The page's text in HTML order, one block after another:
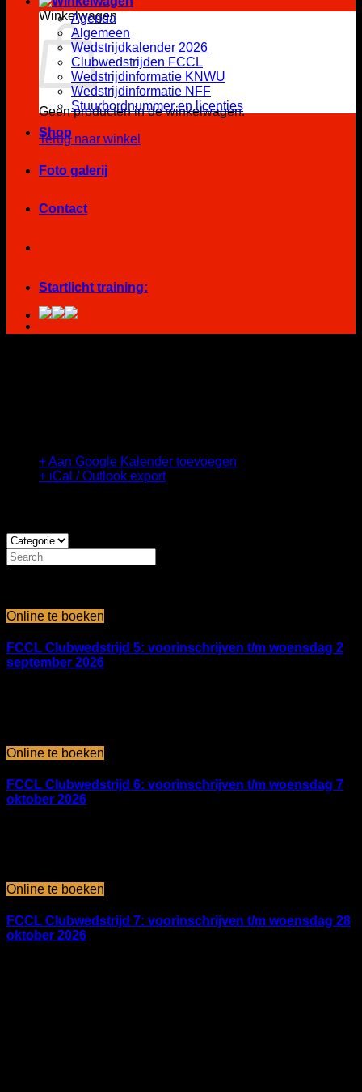
Winkelwagen
Geen producten in de winkelwagen.
Terug naar winkel
Agenda
Algemeen
Wedstrijdkalender 2026
Clubwedstrijden FCCL
Wedstrijdinformatie KNWU
Wedstrijdinformatie NFF
Stuurbordnummer en licenties
Shop
Foto galerij
Contact
Startlicht training:
+ Aan Google Kalender toevoegen
+ iCal / Outlook export
Online te boeken
FCCL Clubwedstrijd 5: voorinschrijven t/m woensdag 2
september 2026
Online te boeken
FCCL Clubwedstrijd 6: voorinschrijven t/m woensdag 7
oktober 2026
Online te boeken
FCCL Clubwedstrijd 7: voorinschrijven t/m woensdag 28
oktober 2026